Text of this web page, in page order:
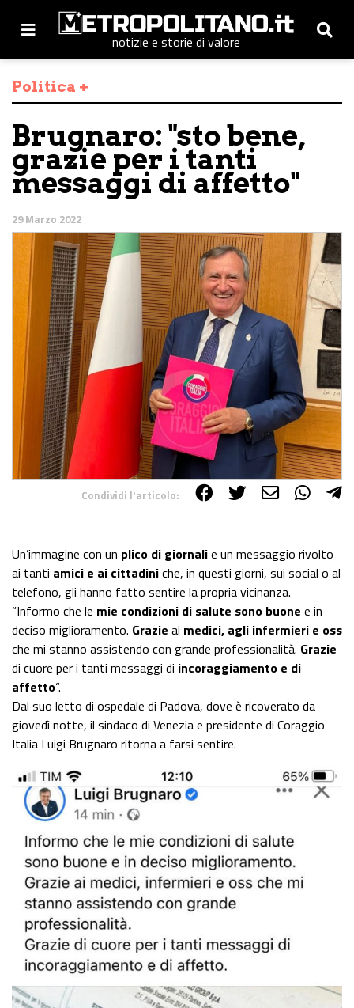
notizie e storie di valore
Politica +
Brugnaro: "sto bene,
grazie per i tanti
messaggi di affetto"
29 Marzo 2022
Condividi l'articolo:
Un’immagine con un plico di giornalie un messaggio rivolto
ai tanti amici e ai cittadiniche, in questi giorni, sui social o al
telefono, gli hanno fatto sentire la propria vicinanza.
“Informo che le mie condizioni di salute sono buone e in
deciso miglioramento. Grazie ai medici, agli infermieri e oss
che mi stanno assistendo con grande professionalità. Grazie
di cuore per i tanti messaggi di incoraggiamento e di
affetto“.
Dal suo letto di ospedale di Padova, dove è ricoverato da
giovedì notte, il sindaco di Venezia e presidente di Coraggio
Italia Luigi Brugnaro ritorna a farsi sentire.